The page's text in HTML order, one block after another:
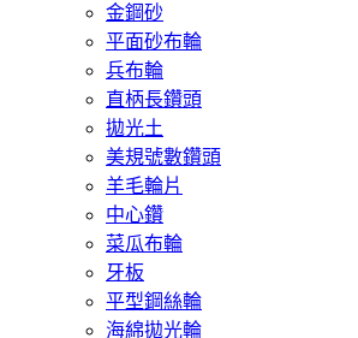
金鋼砂
平面砂布輪
兵布輪
直柄長鑽頭
拋光土
美規號數鑽頭
羊毛輪片
中心鑽
菜瓜布輪
牙板
平型鋼絲輪
海綿拋光輪